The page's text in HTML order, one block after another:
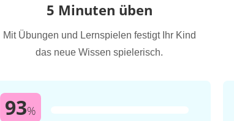
5 Minuten üben
Mit Übungen und Lernspielen festigt Ihr Kind
das neue Wissen spielerisch.
93%